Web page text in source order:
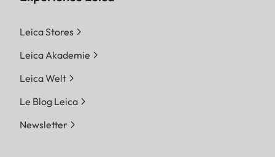
Leica Stores
Leica Akademie
Leica Welt
Le Blog Leica
Newsletter